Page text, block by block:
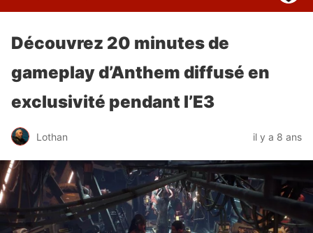
Découvrez 20 minutes de
gameplay d’Anthem diffusé en
exclusivité pendant l’E3
Lothan il y a 8 ans